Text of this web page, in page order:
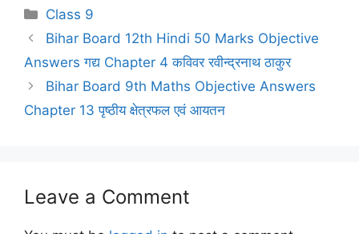
Categories
Class 9
Bihar Board 12th Hindi 50 Marks Objective
Answers गद्य Chapter 4 कविवर रवीन्द्रनाथ ठाकुर
Bihar Board 9th Maths Objective Answers
Chapter 13 पृष्ठीय क्षेत्रफल एवं आयतन
Leave a Comment